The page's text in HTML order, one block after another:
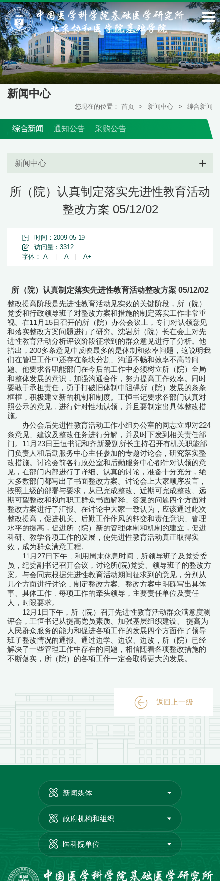
新闻中心
您现在的位置： 首页 > 新闻中心 > 综合新闻
综合新闻 通知公告 采购公告
新闻中心
所（院）认真制定落实先进性教育活动
整改方案 05/12/02
时间：2009-05-19
访问量： 3312
字体： A- A A+
所（院）认真制定落实先进性教育活动整改方案 05/12/02
整改提高阶段是先进性教育活动见实效的关键阶段，所（院）
党委和行政领导班子对整改方案和措施的制定落实工作非常重
视。在11月15日召开的所（院）办公会议上，专门对认领意见
和落实整改方案问题进行了研究。沈岩所（院）长在会上对先
进性教育活动分析评议阶段征求到的群众意见进行了分析。他
指出，200多条意见中反映最多的是体制和效率问题，这说明我
们在管理工作中还存在条块分割、沟通不畅和效率不高等问
题。他要求各职能部门在今后的工作中必须树立所（院）全局
和整体发展的意识，加强沟通合作，努力提高工作效率。同时
要敢于承担责任，勇于打破旧体制中阻碍所（院）发展的条条
框框，积极建立新的机制和制度。王恒书记要求各部门认真对
照公示的意见，进行针对性地认领，并且要制定出具体整改措
施。
办公会后先进性教育活动工作小组办公室的同志立即对224
条意见、建议及整改任务进行分解，并及时下发到相关责任部
门。11月23日王恒书记和齐新爱副所长主持召开有机关职能部
门负责人和后勤服务中心主任参加的专题讨论会，研究落实整
改措施。讨论会前各行政处室和后勤服务中心都针对认领的意
见，在部门内部进行了详细、认真的讨论，准备十分充分，绝
大多数部门都写出了书面整改方案。讨论会上大家顺序发言，
按照上级的部署与要求，从已完成整改、近期可完成整改、远
期可望整改和拟向职工群众书面解释、答复的问题四个方面对
整改方案进行了汇报。在讨论中大家一致认为，应该通过此次
整改提高，促进机关、后勤工作作风的转变和责任意识、管理
水平的提高，促进所（院）新的管理体制和机制的建立，促进
科研、教学各项工作的发展，使先进性教育活动真正取得实
效，成为群众满意工程。
11月27日下午，利用周末休息时间，所领导班子及党委委
员，纪委副书记召开会议，讨论所(院)党委、领导班子的整改方
案。与会同志根据先进性教育活动期间征求到的意见，分别从
几个方面进行讨论，制定整改方案。整改方案中明确写出具体
事、具体工作，每项工作的牵头领导，主要责任单位及责任
人，时限要求。
12月1日下午，所（院）召开先进性教育活动群众满意度测
评会，王恒书记从提高党员素质、加强基层组织建设、 提高为
人民群众服务的能力和促进各项工作的发展四个方面作了领导
班子整改情况的通报。通过边学、边议、边改，所（院）已经
解决了一些管理工作中存在的问题，相信随着各项整改措施的
不断落实，所（院）的各项工作一定会取得更大的发展。
返回上一级
新闻媒体
政府机构和组织
医科院单位